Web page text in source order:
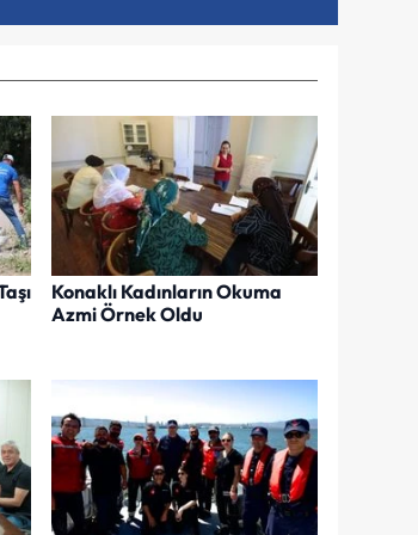
Konaklı Kadınların Okuma
Azmi Örnek Oldu